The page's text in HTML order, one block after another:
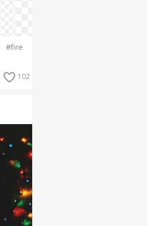
#fire
102